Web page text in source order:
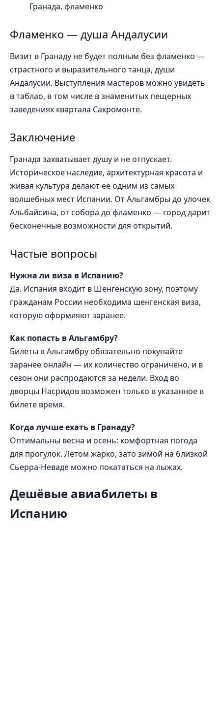
Гранада, фламенко
Фламенко — душа Андалусии
Визит в Гранаду не будет полным без фламенко —
страстного и выразительного танца, души
Андалусии. Выступления мастеров можно увидеть
в таблао, в том числе в знаменитых пещерных
заведениях квартала Сакромонте.
Заключение
Гранада захватывает душу и не отпускает.
Историческое наследие, архитектурная красота и
живая культура делают её одним из самых
волшебных мест Испании. От Альгамбры до улочек
Альбайсина, от собора до фламенко — город дарит
бесконечные возможности для открытий.
Частые вопросы
Нужна ли виза в Испанию?
Да. Испания входит в Шенгенскую зону, поэтому
гражданам России необходима шенгенская виза,
которую оформляют заранее.
Как попасть в Альгамбру?
Билеты в Альгамбру обязательно покупайте
заранее онлайн — их количество ограничено, и в
сезон они распродаются за недели. Вход во
дворцы Насридов возможен только в указанное в
билете время.
Когда лучше ехать в Гранаду?
Оптимальны весна и осень: комфортная погода
для прогулок. Летом жарко, зато зимой на близкой
Сьерра-Неваде можно покататься на лыжах.
Дешёвые авиабилеты в
Испанию